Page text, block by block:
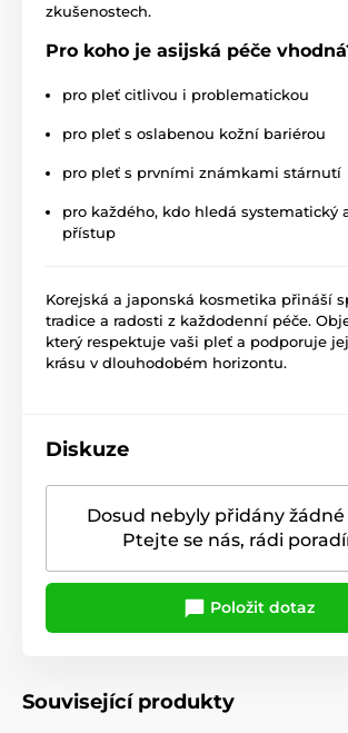
zkušenostech.
Pro koho je asijská péče
pro pleť citlivou i problematickou
pro pleť s oslabenou kožní bariérou
pro pleť s prvními známkami stárnutí
pro každého, kdo hledá systematický
přístup
Korejská a japonská kosmetika přináší
tradice a radosti z každodenní péče.
který respektuje vaši pleť a podporuje
krásu v dlouhodobém horizontu.
Diskuze
Dosud nebyly přidány žádné
Ptejte se nás, rádi
Položit dotaz
Související produkty